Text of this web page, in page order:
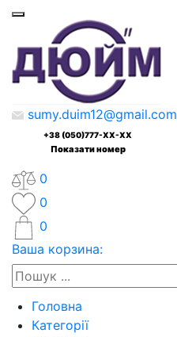
sumy.duim12@gmail.com
+38 (050)777-XX-XX
Показати номер
0
0
0
Ваша корзина:
Головна
Категорії